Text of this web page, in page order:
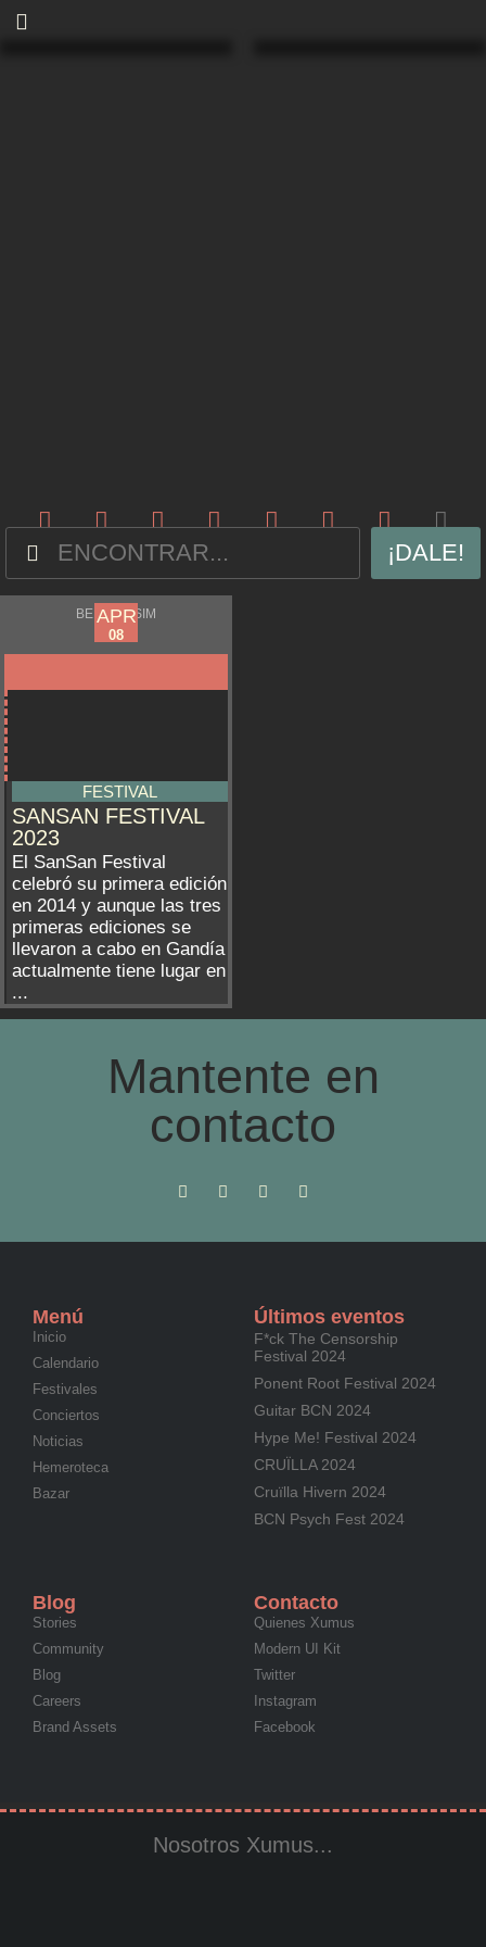
¡DALE!
BENICÀSSIM
APR
06
APR
08
FESTIVAL
SANSAN FESTIVAL
2023
El SanSan Festival
celebró su primera edición
en 2014 y aunque las tres
primeras ediciones se
llevaron a cabo en Gandía
actualmente tiene lugar en
...
Mantente en
contacto
Menú
Inicio
Calendario
Festivales
Conciertos
Noticias
Hemeroteca
Bazar
Últimos eventos
F*ck The Censorship
Festival 2024
Ponent Root Festival 2024
Guitar BCN 2024
Hype Me! Festival 2024
CRUÏLLA 2024
Cruïlla Hivern 2024
BCN Psych Fest 2024
Blog
Stories
Community
Blog
Careers
Brand Assets
Contacto
Quienes Xumus
Modern UI Kit
Twitter
Instagram
Facebook
Nosotros Xumus...